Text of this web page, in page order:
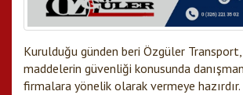
Kurulduğu günden beri Özgüler
maddelerin güvenliği konusunda
firmalara yönelik olarak vermeye hazırdır.